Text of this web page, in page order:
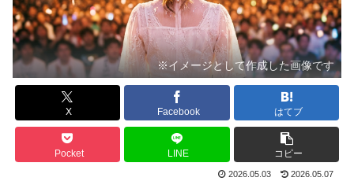
※イメージとして作成した画像です
X Facebook はてブ
Pocket LINE コピー
2026.05.03 2026.05.07